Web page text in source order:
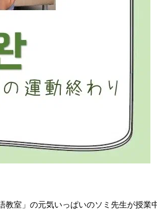
室」の元気いっぱいのソミ先生が授業